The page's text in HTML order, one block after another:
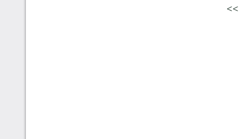
<<